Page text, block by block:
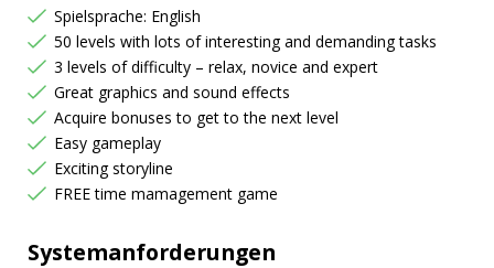
Spielsprache: English
50 levels with lots of interesting and demanding tasks
3 levels of difficulty – relax, novice and expert
Great graphics and sound effects
Acquire bonuses to get to the next level
Easy gameplay
Exciting storyline
FREE time mamagement game
Systemanforderungen